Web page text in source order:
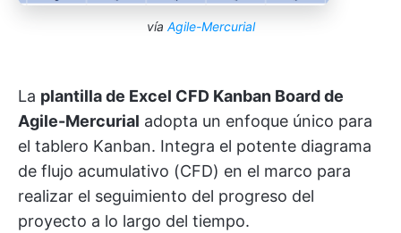
vía Agile-Mercurial
La plantilla de Excel CFD Kanban Board de
Agile-Mercurial adopta un enfoque único para
el tablero Kanban. Integra el potente diagrama
de flujo acumulativo (CFD) en el marco para
realizar el seguimiento del progreso del
proyecto a lo largo del tiempo.